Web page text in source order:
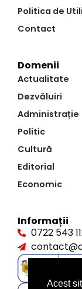
Politica de
Contact
Domenii
Actualitate
Dezvăluiri
Administrație
Politic
Cultură
Editorial
Economic
Informații
0722 543
Acest